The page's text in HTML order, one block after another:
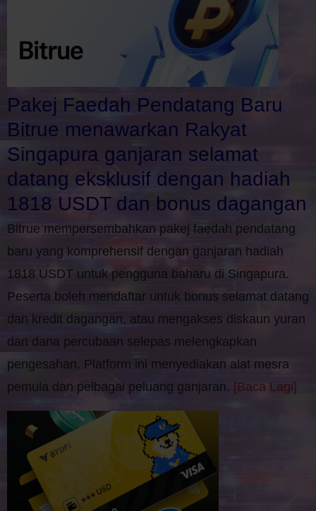
Pakej Faedah Pendatang Baru
Bitrue menawarkan Rakyat
Singapura ganjaran selamat
datang eksklusif dengan hadiah
1818 USDT dan bonus dagangan
Bitrue mempersembahkan pakej faedah pendatang
baru yang komprehensif dengan ganjaran hadiah
1818 USDT untuk pengguna baharu di Singapura.
Peserta boleh mendaftar untuk bonus selamat datang
dan kredit dagangan, atau mengakses diskaun yuran
dan dana percubaan selepas melengkapkan
pengesahan. Platform ini menyediakan alat mesra
pemula dan pelbagai peluang ganjaran. [Baca Lagi]